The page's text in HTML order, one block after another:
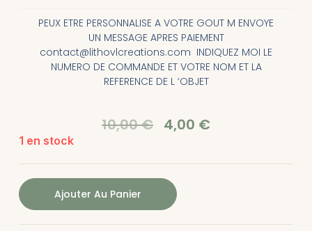
PEUX ETRE PERSONNALISE A VOTRE GOUT M ENVOYE
UN MESSAGE APRES PAIEMENT
contact@lithovlcreations.com INDIQUEZ MOI LE
NUMERO DE COMMANDE ET VOTRE NOM ET LA
REFERENCE DE L ‘OBJET
10,00€ 4,00 €
1 en stock
Ajouter Au Panier